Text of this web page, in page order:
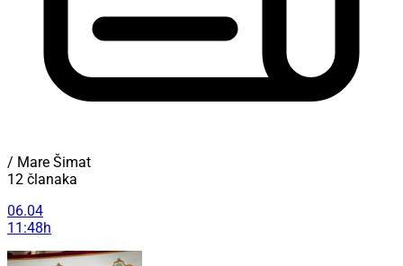
/ Mare Šimat
12 članaka
06.04
11:48h